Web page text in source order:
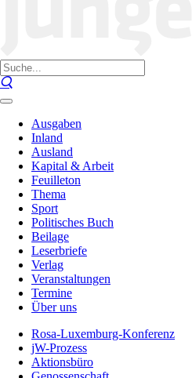
Ausgaben
Inland
Ausland
Kapital & Arbeit
Feuilleton
Thema
Sport
Politisches Buch
Beilage
Leserbriefe
Verlag
Veranstaltungen
Termine
Über uns
Rosa-Luxemburg-Konferenz
jW-Prozess
Aktionsbüro